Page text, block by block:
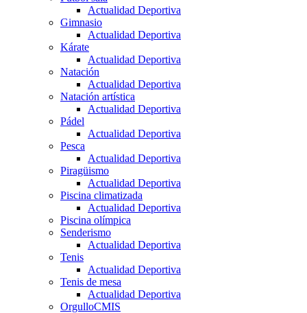
Actualidad Deportiva
Gimnasio
Actualidad Deportiva
Kárate
Actualidad Deportiva
Natación
Actualidad Deportiva
Natación artística
Actualidad Deportiva
Pádel
Actualidad Deportiva
Pesca
Actualidad Deportiva
Piragüismo
Actualidad Deportiva
Piscina climatizada
Actualidad Deportiva
Piscina olímpica
Senderismo
Actualidad Deportiva
Tenis
Actualidad Deportiva
Tenis de mesa
Actualidad Deportiva
OrgulloCMIS